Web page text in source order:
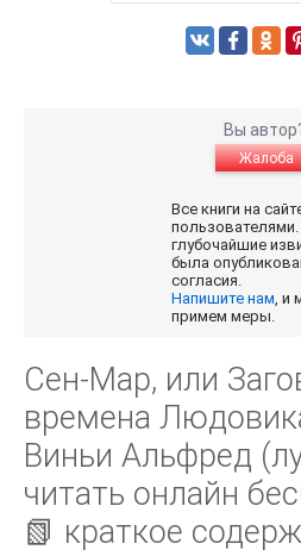
Вы
Жалоба
Все книги на
глубочайшие
была
согласия.
Напишите нам, и
примем меры.
Сен-Map, или
времена
Виньи Альфред
читать онлайн
📗 краткое